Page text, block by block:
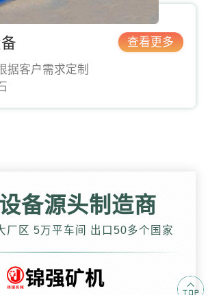
查看更多
据客户需求定制
备源头制造商
厂区 5万平车间 出口50多个国家